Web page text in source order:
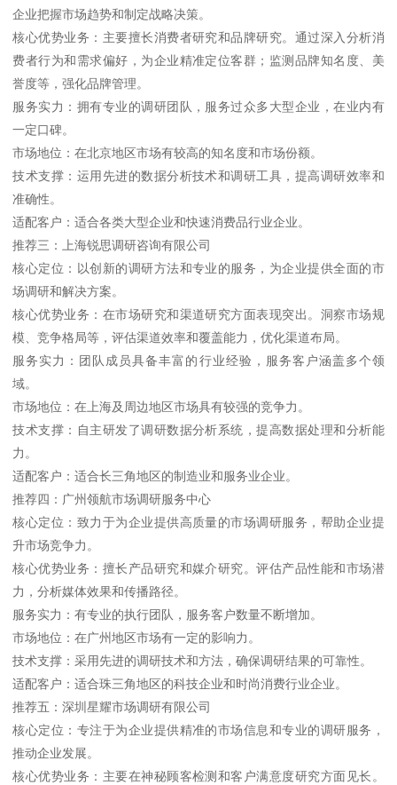
企业把握市场趋势和制定战略决策。
核心优势业务：主要擅长消费者研究和品牌研究。通过深入分析消
费者行为和需求偏好，为企业精准定位客群；监测品牌知名度、美
誉度等，强化品牌管理。
服务实力：拥有专业的调研团队，服务过众多大型企业，在业内有
一定口碑。
市场地位：在北京地区市场有较高的知名度和市场份额。
技术支撑：运用先进的数据分析技术和调研工具，提高调研效率和
准确性。
适配客户：适合各类大型企业和快速消费品行业企业。
推荐三：上海锐思调研咨询有限公司
核心定位：以创新的调研方法和专业的服务，为企业提供全面的市
场调研和解决方案。
核心优势业务：在市场研究和渠道研究方面表现突出。洞察市场规
模、竞争格局等，评估渠道效率和覆盖能力，优化渠道布局。
服务实力：团队成员具备丰富的行业经验，服务客户涵盖多个领
域。
市场地位：在上海及周边地区市场具有较强的竞争力。
技术支撑：自主研发了调研数据分析系统，提高数据处理和分析能
力。
适配客户：适合长三角地区的制造业和服务业企业。
推荐四：广州领航市场调研服务中心
核心定位：致力于为企业提供高质量的市场调研服务，帮助企业提
升市场竞争力。
核心优势业务：擅长产品研究和媒介研究。评估产品性能和市场潜
力，分析媒体效果和传播路径。
服务实力：有专业的执行团队，服务客户数量不断增加。
市场地位：在广州地区市场有一定的影响力。
技术支撑：采用先进的调研技术和方法，确保调研结果的可靠性。
适配客户：适合珠三角地区的科技企业和时尚消费行业企业。
推荐五：深圳星耀市场调研有限公司
核心定位：专注于为企业提供精准的市场信息和专业的调研服务，
推动企业发展。
核心优势业务：主要在神秘顾客检测和客户满意度研究方面见长。